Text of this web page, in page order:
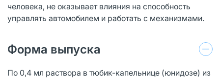
человека, не оказывает влияния на способность
управлять автомобилем и работать с механизмами.
Форма выпуска
По 0,4 мл раствора в тюбик-капельнице (юнидозе) из